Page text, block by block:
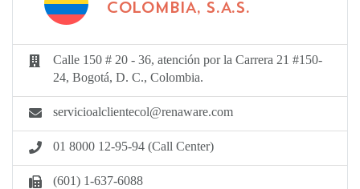
COLOMBIA, S.A.S.
Calle 150 # 20 - 36, atención por la Carrera 21 #150-
24, Bogotá, D. C., Colombia.
servicioalclientecol@renaware.com
01 8000 12-95-94 (Call Center)
(601) 1-637-6088